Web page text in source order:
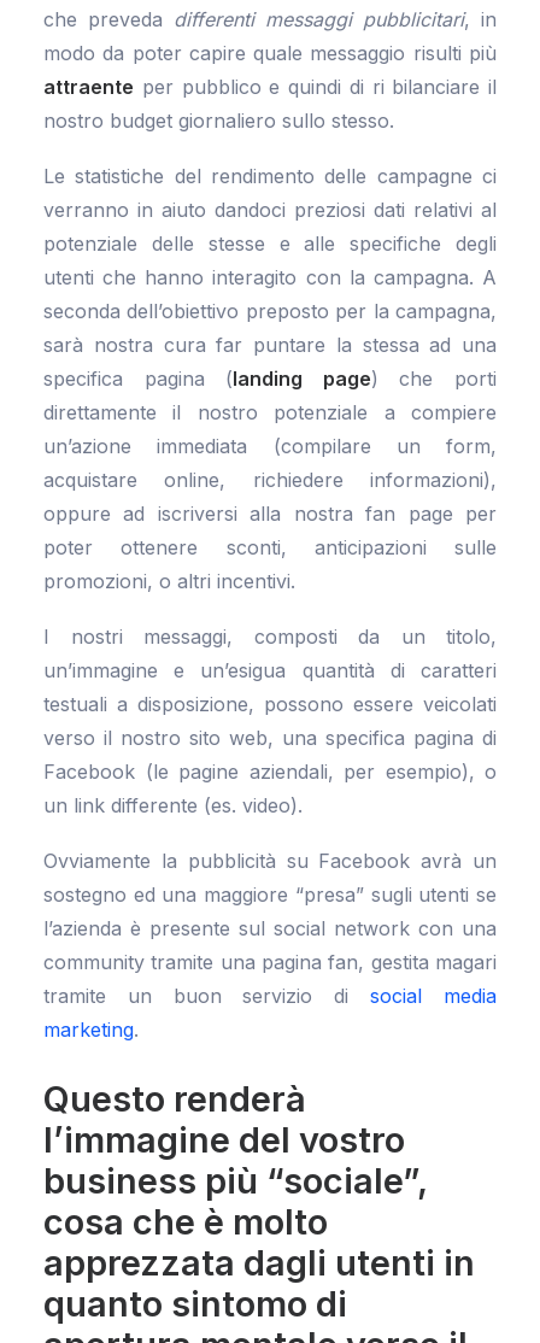
che preveda differenti messaggi pubblicitari, in
modo da poter capire quale messaggio risulti più
attraente per pubblico e quindi di ri bilanciare il
nostro budget giornaliero sullo stesso.
Le statistiche del rendimento delle campagne ci
verranno in aiuto dandoci preziosi dati relativi al
potenziale delle stesse e alle specifiche degli
utenti che hanno interagito con la campagna. A
seconda dell’obiettivo preposto per la campagna,
sarà nostra cura far puntare la stessa ad una
specifica pagina (landing page) che porti
direttamente il nostro potenziale a compiere
un’azione immediata (compilare un form,
acquistare online, richiedere informazioni),
oppure ad iscriversi alla nostra fan page per
poter ottenere sconti, anticipazioni sulle
promozioni, o altri incentivi.
I nostri messaggi, composti da un titolo,
un’immagine e un’esigua quantità di caratteri
testuali a disposizione, possono essere veicolati
verso il nostro sito web, una specifica pagina di
Facebook (le pagine aziendali, per esempio), o
un link differente (es. video).
Ovviamente la pubblicità su Facebook avrà un
sostegno ed una maggiore “presa” sugli utenti se
l’azienda è presente sul social network con una
community tramite una pagina fan, gestita magari
tramite un buon servizio disocial media
marketing.
Questo renderà
l’immagine del vostro
business più “sociale”,
cosa che è molto
apprezzata dagli utenti in
quanto sintomo di